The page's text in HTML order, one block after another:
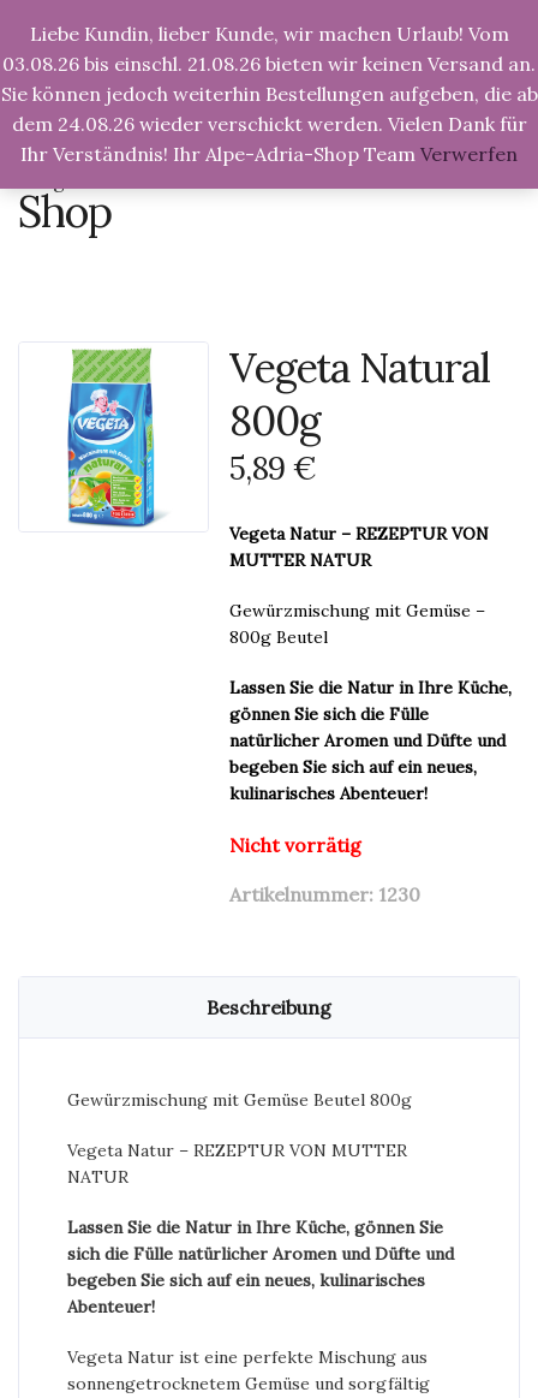
Liebe Kundin, lieber Kunde, wir machen Urlaub! Vom
03.08.26 bis einschl. 21.08.26 bieten wir keinen Versand an.
Sie können jedoch weiterhin Bestellungen aufgeben, die ab
dem 24.08.26 wieder verschickt werden. Vielen Dank für
Ihr Verständnis! Ihr Alpe-Adria-Shop Team Verwerfen
Alpe-Adria-Shop.de >Produkte >Vegeta Natural
Shop
Vegeta Natural
800g
5,89 €
Vegeta Natur – REZEPTUR VON
MUTTER NATUR
Gewürzmischung mit Gemüse –
800g Beutel
Lassen Sie die Natur in Ihre Küche,
gönnen Sie sich die Fülle
natürlicher Aromen und Düfte und
begeben Sie sich auf ein neues,
kulinarisches Abenteuer!
Nicht vorrätig
Artikelnummer: 1230
Beschreibung
Gewürzmischung mit Gemüse Beutel 800g
Vegeta Natur – REZEPTUR VON MUTTER
NATUR
Lassen Sie die Natur in Ihre Küche, gönnen Sie
sich die Fülle natürlicher Aromen und Düfte und
begeben Sie sich auf ein neues, kulinarisches
Abenteuer!
Vegeta Natur ist eine perfekte Mischung aus
sonnengetrocknetem Gemüse und sorgfältig